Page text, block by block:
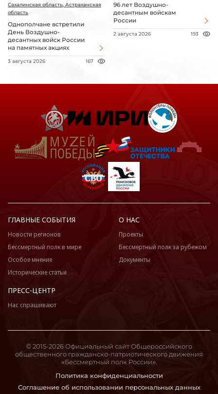
Сахалинская область, Астраханская
область
Однополчане встретили
День Воздушно-
десантных войск России
на памятных акциях
3 августа 2026 167
96 лет Воздушно-
десантным войскам
России
2 августа 2026 193
ГЛАВНЫЕ СОБЫТИЯ
Новости регионов
Бессмертный полк в мире
Особое мнение
Исторические статьи
О НАС
Проекты
Бессмертный полк за рубежом
Документы
ПРЕСС-ЦЕНТР
Нас спрашивают
Политика конфиденциальности
Соглашение об использовании персональных данных
© 2015-2026 Официальный сайт Общероссийского
общественного гражданско-патриотического движения
«Бессмертный полк России».